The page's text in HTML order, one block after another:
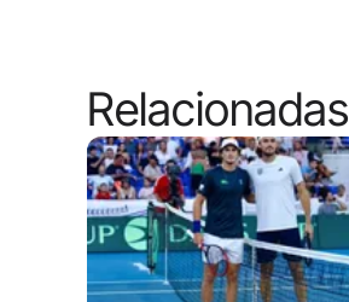
Relacionadas